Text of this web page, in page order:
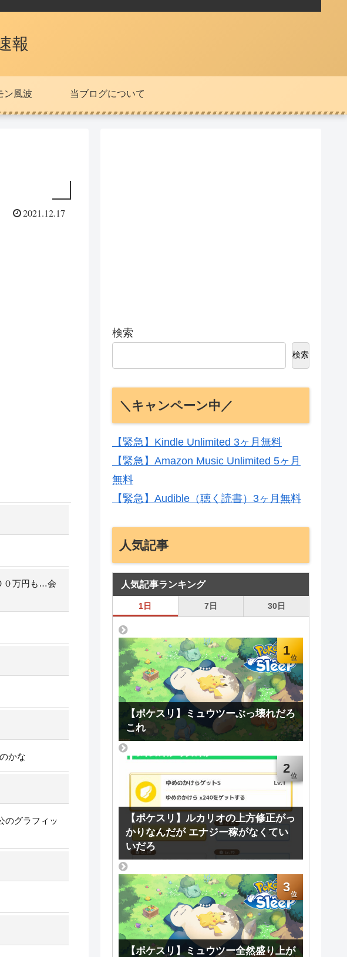
報
ン風波 当ブログについて
2021.12.17
０万円も…会
かな
のグラフィッ
検索
検索
＼キャンペーン中／
【緊急】Kindle Unlimited 3ヶ月無料
【緊急】Amazon Music Unlimited 5ヶ月
無料
【緊急】Audible（聴く読書）3ヶ月無料
人気記事
人気記事ランキング
1日 7日 30日
1
【ポケスリ】ミュウツーぶっ壊れだろ
これ
2
【ポケスリ】ルカリオの上方修正がっ
かりなんだが エナジー稼がなくてい
いだろ
3
【ポケスリ】ミュウツー全然盛り上が